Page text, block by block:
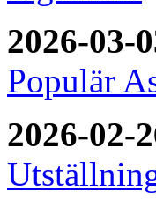
2026-03-
Populär
2026-02-